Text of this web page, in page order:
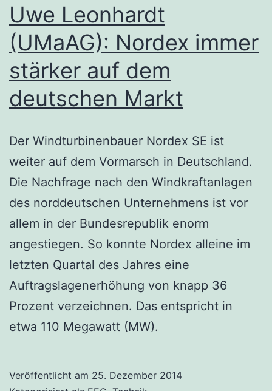
Uwe Leonhardt
(UMaAG): Nordex immer
stärker auf dem
deutschen Markt
Der Windturbinenbauer Nordex SE ist
weiter auf dem Vormarsch in Deutschland.
Die Nachfrage nach den Windkraftanlagen
des norddeutschen Unternehmens ist vor
allem in der Bundesrepublik enorm
angestiegen. So konnte Nordex alleine im
letzten Quartal des Jahres eine
Auftragslagenerhöhung von knapp 36
Prozent verzeichnen. Das entspricht in
etwa 110 Megawatt (MW).
Veröffentlicht am 25. Dezember 2014